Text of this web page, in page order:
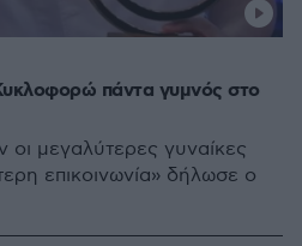
πάντα γυμνός στο
μεγαλύτερες γυναίκες
επικοινωνία» δήλωσε ο